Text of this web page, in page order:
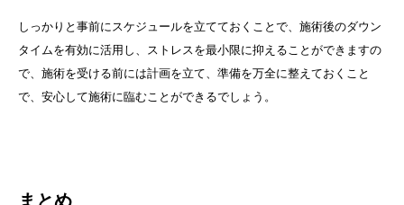
しっかりと事前にスケジュールを立てておくことで、施術後のダウン
タイムを有効に活用し、ストレスを最小限に抑えることができますの
で、施術を受ける前には計画を立て、準備を万全に整えておくこと
で、安心して施術に臨むことができるでしょう。
まとめ